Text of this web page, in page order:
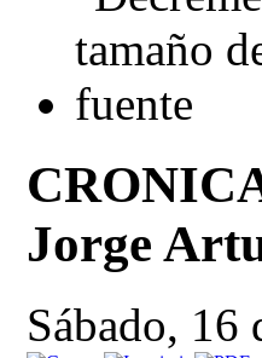
Jorge
Sábado, 16